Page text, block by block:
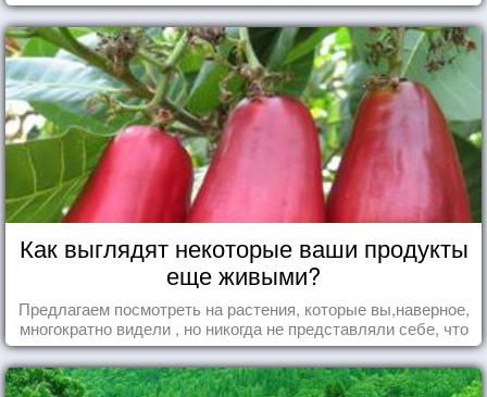
Как выглядят некоторые ваши продукты
еще живыми?
Предлагаем посмотреть на растения, которые вы,наверное,
многократно видели , но никогда не представляли себе, что
употребляете их в пищу.